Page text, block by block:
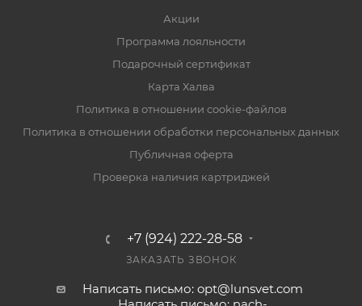
Акции
Программа лояльности
Подарочный сертификат
Карта Халва
Политика в отношении cookie-файлов
Политика в отношении обработки персональных данных
Публичная оферта
Проверка наличия картриджей
+7 (924) 222-28-58
ЗАКАЗАТЬ ЗВОНОК
Написать письмо: opt@lunsvet.com